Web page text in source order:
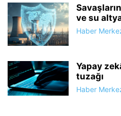
ve su
Haber
Yapay
tuzağı
Haber